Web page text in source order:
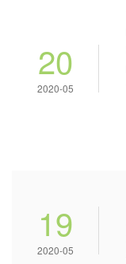
20
2020-05
19
2020-05